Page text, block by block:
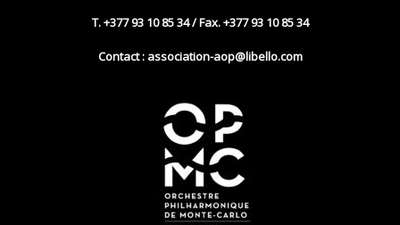
T. +377 93 10 85 34 / Fax. +377 93 10 85 34
Contact : association-aop@libello.com